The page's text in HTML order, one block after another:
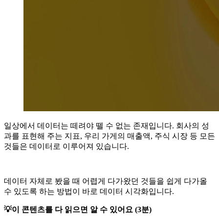
일상에서 데이터는 떼려야 뗄 수 없는 존재입니다. 회사의 성
과를 표현해 주는 지표, 우리 가게의 매출액, 주식 시장 등 모든
것들은 데이터로 이루어져 있습니다.
데이터 자체로 봤을 때 어렵게 다가왔던 것들을 쉽게 다가올
수 있도록 하는 방법이 바로 데이터 시각화입니다.
💡이 콘텐츠를 다 읽으면 알 수 있어요 (3분)